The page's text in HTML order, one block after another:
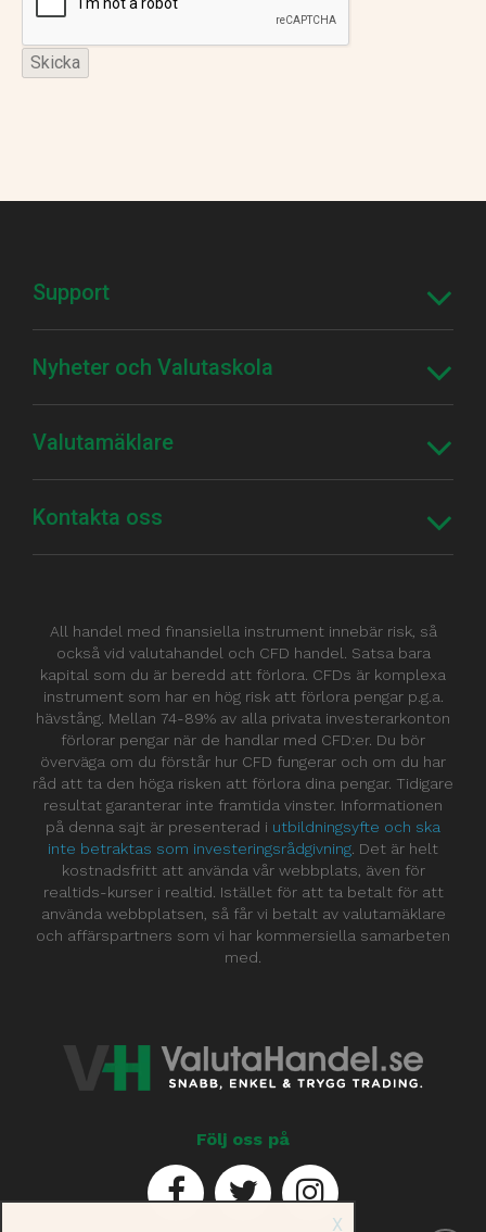
X
Support
Nyheter och Valutaskola
Valutamäklare
Kontakta oss
All handel med finansiella instrument innebär risk, så
också vid valutahandel och CFD handel. Satsa bara
kapital som du är beredd att förlora. CFDs är komplexa
instrument som har en hög risk att förlora pengar p.g.a.
hävstång. Mellan 74-89% av alla privata investerarkonton
förlorar pengar när de handlar med CFD:er. Du bör
överväga om du förstår hur CFD fungerar och om du har
råd att ta den höga risken att förlora dina pengar. Tidigare
resultat garanterar inte framtida vinster. Informationen
på denna sajt är presenterad i utbildningsyfte och ska
inte betraktas som investeringsrådgivning . Det är helt
kostnadsfritt att använda vår webbplats, även för
realtids-kurser i realtid. Istället för att ta betalt för att
använda webbplatsen, så får vi betalt av valutamäklare
och affärspartners som vi har kommersiella samarbeten
med.
Följ oss på